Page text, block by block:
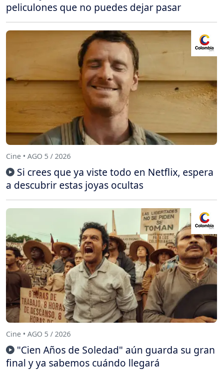
peliculones que no puedes dejar pasar
Cine • AGO 5 / 2026
Si crees que ya viste todo en Netflix, espera
a descubrir estas joyas ocultas
Cine • AGO 5 / 2026
"Cien Años de Soledad" aún guarda su gran
final y ya sabemos cuándo llegará